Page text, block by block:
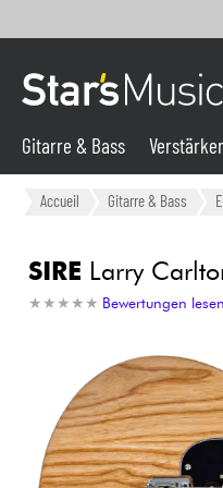
Gitarre & Bass
Synths &
Licht
Violinen &
Gitarre & Bass
Accueil Gitarre & Bass
SIRE Larry
★ ★ ★ ★ ★
★ ★ ★ ★ ★ Bewertungen